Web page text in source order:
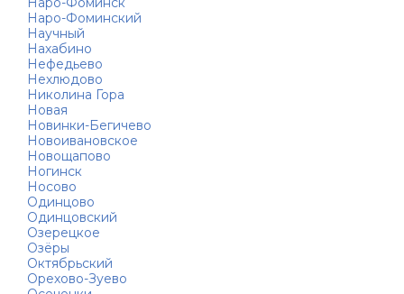
Наро-Фоминский
Научный
Нахабино
Нефедьево
Нехлюдово
Николина Гора
Новая
Новинки-Бегичево
Новоивановское
Новощапово
Ногинск
Носово
Одинцово
Одинцовский
Озерецкое
Озёры
Октябрьский
Орехово-Зуево